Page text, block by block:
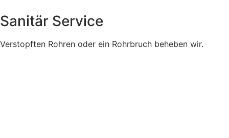
Sanitär Service
Verstopften Rohren oder ein Rohrbruch beheben wir.